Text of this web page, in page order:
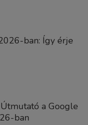
ban: Így érje
a Google
ban